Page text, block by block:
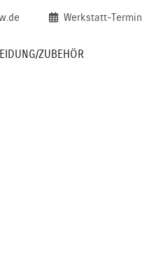
Werkstatt-Termin
ZUBEHÖR